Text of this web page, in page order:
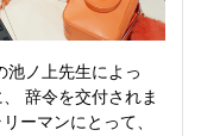
池ノ上先生によっ
辞令を交付されま
ーマンにとって、